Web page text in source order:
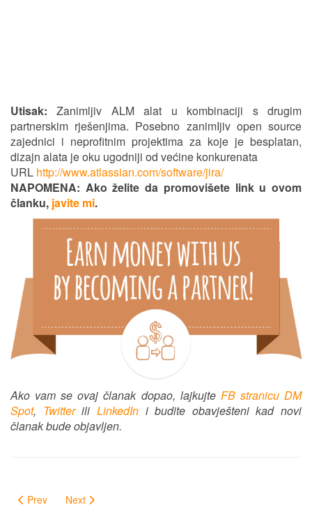
Utisak:Zanimljiv ALM alat u kombinaciji s drugim
partnerskim rješenjima. Posebno zanimIjiv open source
zajednici i neprofitnim projektima za koje je besplatan,
dizajn alata je oku ugodniji od većine konkurenata
URL http://www.atlassian.com/software/jira/
NAPOMENA: Ako želite da promovišete link u ovom
članku, javite mi.
Ako vam se ovaj članak dopao, lajkujte FB stranicu DM
Spot, Twitterili LinkedIni budite obavješteni kad novi
članak bude objavljen.
Prev Next